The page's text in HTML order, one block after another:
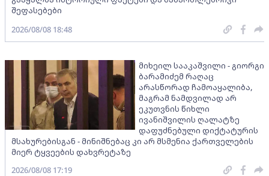
შეფასებები
2026/08/08 18:48
მიხეილ სააკაშვილი - გიორგი
ბარამიძემ რაღაც
არასწორად ჩამოაყალიბა,
მაგრამ ნამდვილად არ
ეკუთვნის წიხლი
ივანიშვილის ღალატზე
დაფუძნებული დიქტატურის
მსახურებისგან - მინიშნებაც კი არ მსმენია ქართველების
მიერ ტყვეების დახვრეტაზე
2026/08/08 17:19